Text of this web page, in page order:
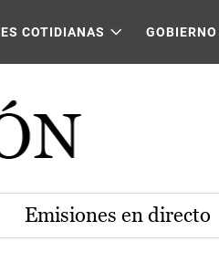
COTIDIANAS GOBIERNO
Emisiones en directo